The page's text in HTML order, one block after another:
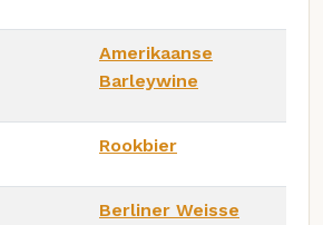
Amerikaanse
Barleywine
Rookbier
Berliner Weisse